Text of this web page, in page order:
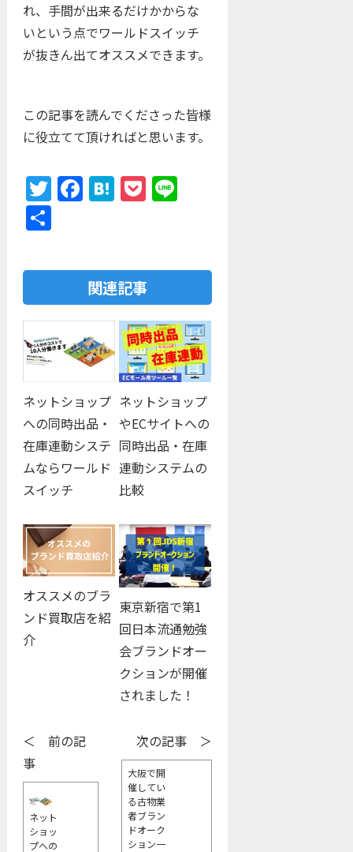
れ、手間が出来るだけかからな
いという点でワールドスイッチ
が抜きん出てオススメできます。
この記事を読んでくださった皆様
に役立てて頂ければと思います。
Twitter
Facebook
Hatena
Pocket
Line
共
有
関連記事
ネットショップ
への同時出品・
在庫連動システ
ムならワールド
スイッチ
ネットショップ
やECサイトへの
同時出品・在庫
連動システムの
比較
オススメのブラ
ンド買取店を紹
介
東京新宿で第1
回日本流通勉強
会ブランドオー
クションが開催
されました！
＜ 前の記
事
ネット
ショッ
プへの
次の記事 ＞
大阪で開
催してい
る古物業
者ブラン
ドオーク
ション一